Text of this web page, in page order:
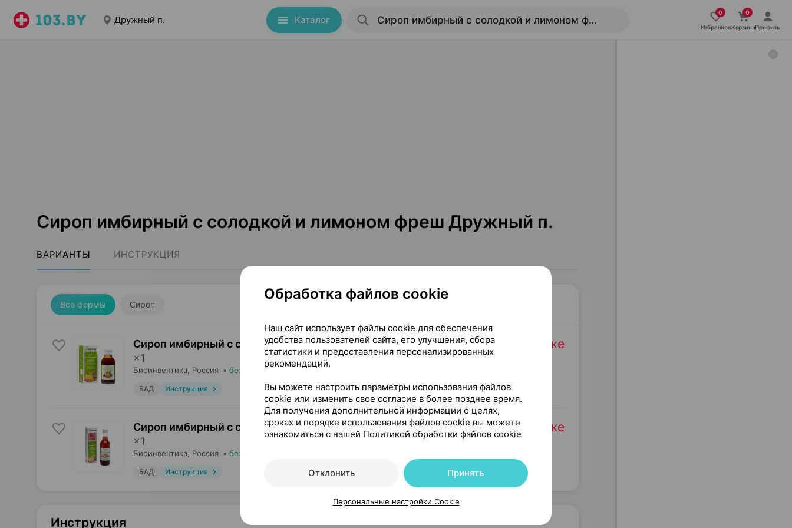
Дружный п. Каталог
ИзбранноеКорзинаПрофиль
Сироп имбирный с солодкой и лимоном фреш Дружный п.
ВАРИАНТЫ ИНСТРУКЦИЯ
Все формы Сироп
Сироп имбирный с солодкой и лимоном фреш, сироп ,100 мл
×1
Биоинвентика , Россия • без рецепта
БАД Инструкция
Нет в продаже
Сироп имбирный с солодкой и лимоном фреш, сироп,250 мл
×1
Биоинвентика , Россия • без рецепта
БАД Инструкция
Нет в продаже
Инструкция
Обработка файлов cookie
Наш сайт использует файлы cookie для обеспечения
удобства пользователей сайта, его улучшения, сбора
статистики и предоставления персонализированных
рекомендаций.
Вы можете настроить параметры использования файлов
cookie или изменить свое согласие в более позднее время.
Для получения дополнительной информации о целях,
сроках и порядке использования файлов cookie вы можете
ознакомиться с нашей Политикой обработки файлов cookie
Отклонить Принять
Персональные настройки Cookie